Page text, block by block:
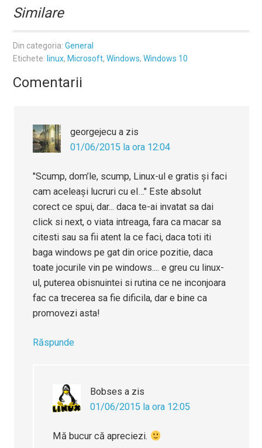
Similare
Din categoria:General
Etichete: linux, Microsoft,Windows,Windows 10
Comentarii
georgejecu a zis
01/06/2015 la ora 12:04
"Scump, dom’le, scump, Linux-ul e gratis şi faci
cam aceleaşi lucruri cu el…" Este absolut
corect ce spui, dar... daca te-ai invatat sa dai
click si next, o viata intreaga, fara ca macar sa
citesti sau sa fii atent la ce faci, daca toti iti
baga windows pe gat din orice pozitie, daca
toate jocurile vin pe windows.... e greu cu linux-
ul, puterea obisnuintei si rutina ce ne inconjoara
fac ca trecerea sa fie dificila, dar e bine ca
promovezi asta!
Răspunde
Bobses a zis
01/06/2015 la ora 12:05
Mă bucur că apreciezi.